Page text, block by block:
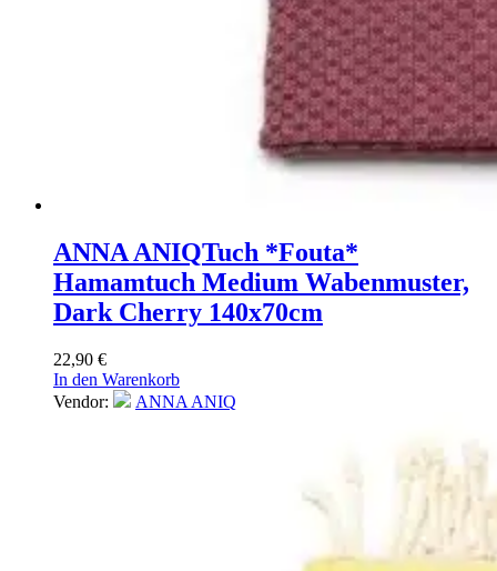
ANNA ANIQTuch *Fouta*
Hamamtuch Medium Wabenmuster,
Dark Cherry 140x70cm
22,90 €
In den Warenkorb
Vendor:
ANNA ANIQ